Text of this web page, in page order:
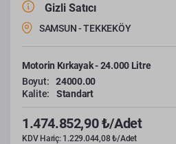
Gizli Satıcı
SAMSUN - TEKKEKÖY
Motorin Kırkayak - 24.000 Litre
Boyut:
24000.00
Kalite:
Standart
1.474.852,90 ₺/Adet
KDV Hariç: 1.229.044,08 ₺/Adet